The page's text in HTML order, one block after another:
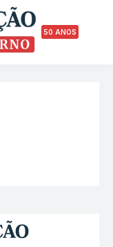
50 ANOS